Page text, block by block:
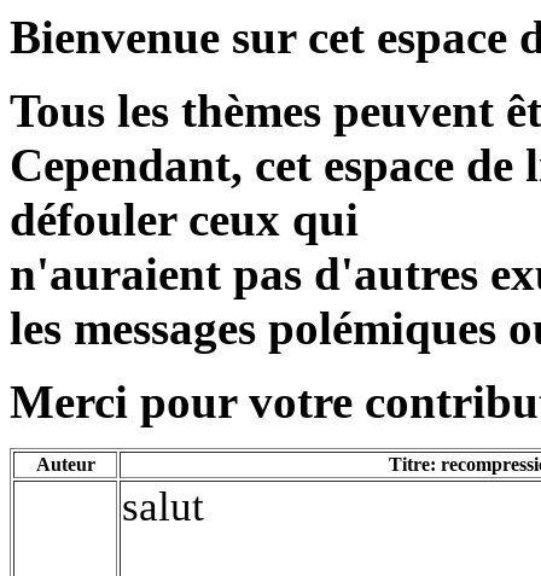
Bienvenue sur cet espace
Tous les thèmes peuvent
Cependant, cet espace
défouler ceux qui
n'auraient pas d'autres
les messages polémiques
Merci pour votre
Auteur Titre:
salut